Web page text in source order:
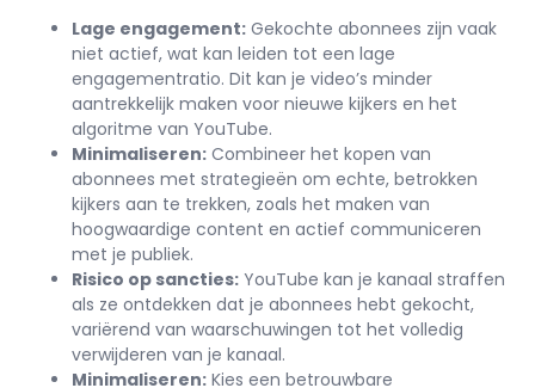
Lage engagement: Gekochte abonnees zijn vaak
niet actief, wat kan leiden tot een lage
engagementratio. Dit kan je video’s minder
aantrekkelijk maken voor nieuwe kijkers en het
algoritme van YouTube.
Minimaliseren: Combineer het kopen van
abonnees met strategieën om echte, betrokken
kijkers aan te trekken, zoals het maken van
hoogwaardige content en actief communiceren
met je publiek.
Risico op sancties: YouTube kan je kanaal straffen
als ze ontdekken dat je abonnees hebt gekocht,
variërend van waarschuwingen tot het volledig
verwijderen van je kanaal.
Minimaliseren: Kies een betrouwbare